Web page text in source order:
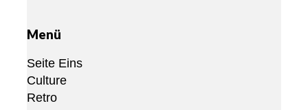
Menü
Seite Eins
Culture
Retro